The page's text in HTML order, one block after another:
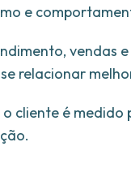
e
vendas
relacionar
cliente é